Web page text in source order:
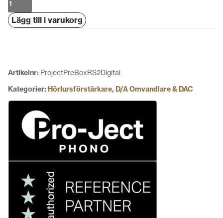
Ject
Pre
mängd
Lägg till i varukorg
Artikelnr: ProjectPreBoxRS2Digital
Kategorier: Hörlursförstärkare, D/A Omvandlare & DAC